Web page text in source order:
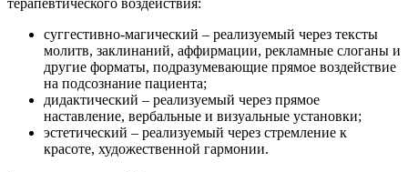
терапевтического воздействия:
суггестивно-магический – реализуемый через тексты
молитв, заклинаний, аффирмации, рекламные слоганы и
другие форматы, подразумевающие прямое воздействие
на подсознание пациента;
дидактический – реализуемый через прямое
наставление, вербальные и визуальные установки;
эстетический – реализуемый через стремление к
красоте, художественной гармонии.